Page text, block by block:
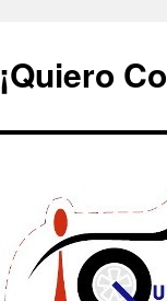
¡Quiero